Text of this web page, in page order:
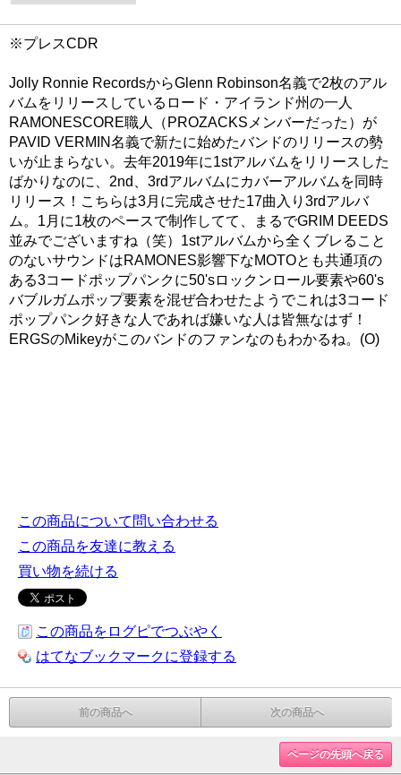
※プレスCDR
Jolly Ronnie RecordsからGlenn Robinson名義で2枚のアル
バムをリリースしているロード・アイランド州の一人
RAMONESCORE職人（PROZACKSメンバーだった）が
PAVID VERMIN名義で新たに始めたバンドのリリースの勢
いが止まらない。去年2019年に1stアルバムをリリースした
ばかりなのに、2nd、3rdアルバムにカバーアルバムを同時
リリース！こちらは3月に完成させた17曲入り3rdアルバ
ム。1月に1枚のペースで制作してて、まるでGRIM DEEDS
並みでございますね（笑）1stアルバムから全くブレること
のないサウンドはRAMONES影響下なMOTOとも共通項の
ある3コードポップパンクに50'sロックンロール要素や60's
バブルガムポップ要素を混ぜ合わせたようでこれは3コード
ポップパンク好きな人であれば嫌いな人は皆無なはず！
ERGSのMikeyがこのバンドのファンなのもわかるね。(O)
この商品について問い合わせる
この商品を友達に教える
買い物を続ける
この商品をログピでつぶやく
はてなブックマークに登録する
前の商品へ 次の商品へ
ページの先頭へ戻る